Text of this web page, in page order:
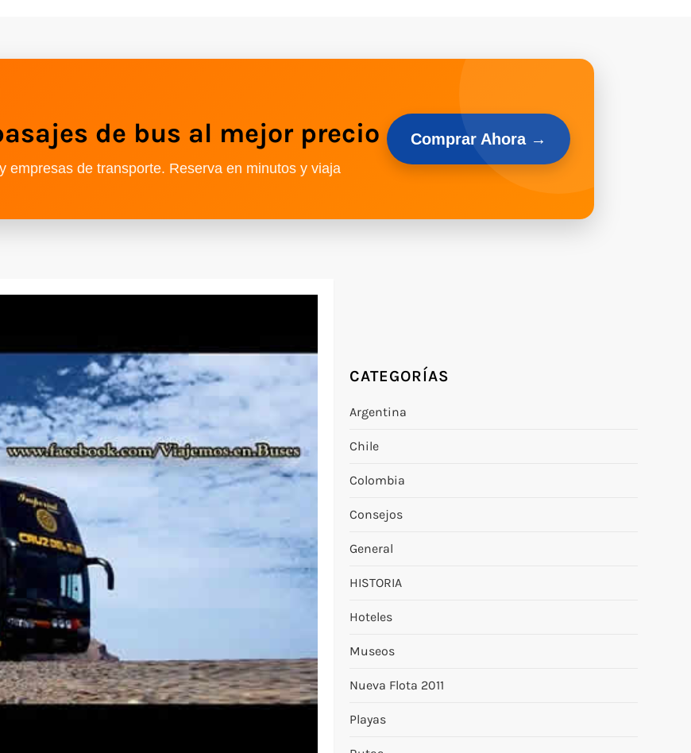
de bus al mejor precio
empresas de transporte. Reserva en minutos y viaja
Comprar Ahora →
CATEGORÍAS
Argentina
Chile
Colombia
Consejos
General
HISTORIA
Hoteles
Museos
Nueva Flota 2011
Playas